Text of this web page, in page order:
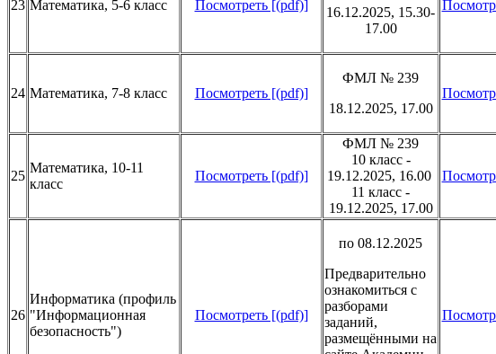
23 Математика, 5-6 класс Посмотреть [(pdf)]
16.12.2025, 15.30-
17.00
24 Математика, 7-8 класс Посмотреть [(pdf)]
ФМЛ № 239
18.12.2025, 17.00
25
Математика, 10-11
класс
Посмотреть [(pdf)]
ФМЛ № 239
10 класс -
19.12.2025, 16.00
11 класс -
19.12.2025, 17.00
26
Информатика (профиль
"Информационная
безопасность")
Посмотреть [(pdf)]
по 08.12.2025
Предварительно
ознакомиться с
разборами
заданий,
размещёнными на